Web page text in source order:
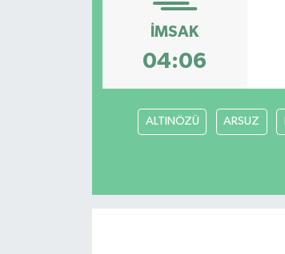
İMSAK
04:06
ALTINÖZÜ ARSUZ